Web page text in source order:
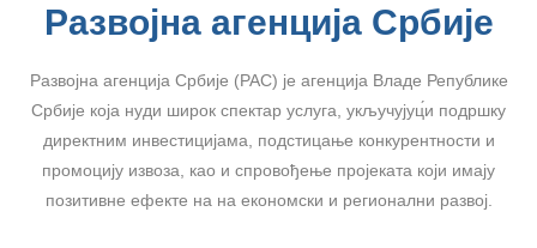
Развојна агенција Србије
Развојна агенција Србије (РАС) је агенција Владе Републике
Србије која нуди широк спектар услуга, укључујуц́и подршку
директним инвестицијама, подстицање конкурентности и
промоцију извоза, као и спровођење пројеката који имају
позитивне ефекте на на економски и регионални развој.